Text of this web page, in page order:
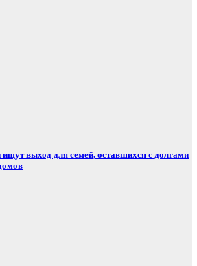
выход для семей, оставшихся с долгами